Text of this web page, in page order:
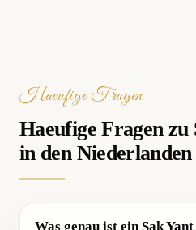
Haeufige Fragen
Haeufige Fragen zu
in den Niederlanden
Was genau ist ein Sak